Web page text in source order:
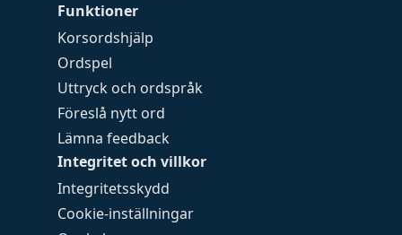
Funktioner
Korsordshjälp
Ordspel
Uttryck och ordspråk
Föreslå nytt ord
Lämna feedback
Integritet och villkor
Integritetsskydd
Cookie-inställningar